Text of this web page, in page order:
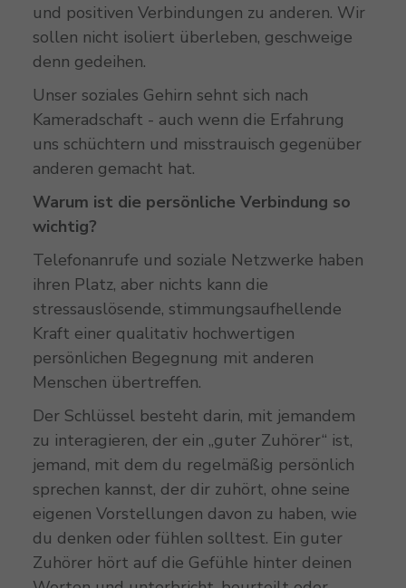
und positiven Verbindungen zu anderen. Wir
sollen nicht isoliert überleben, geschweige
denn gedeihen.
Unser soziales Gehirn sehnt sich nach
Kameradschaft - auch wenn die Erfahrung
uns schüchtern und misstrauisch gegenüber
anderen gemacht hat.
Warum ist die persönliche Verbindung so
wichtig?
Telefonanrufe und soziale Netzwerke haben
ihren Platz, aber nichts kann die
stressauslösende, stimmungsaufhellende
Kraft einer qualitativ hochwertigen
persönlichen Begegnung mit anderen
Menschen übertreffen.
Der Schlüssel besteht darin, mit jemandem
zu interagieren, der ein „guter Zuhörer“ ist,
jemand, mit dem du regelmäßig persönlich
sprechen kannst, der dir zuhört, ohne seine
eigenen Vorstellungen davon zu haben, wie
du denken oder fühlen solltest. Ein guter
Zuhörer hört auf die Gefühle hinter deinen